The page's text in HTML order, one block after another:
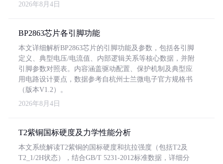
2026年8月4日
BP2863芯片各引脚功能
本文详细解析BP2863芯片的引脚功能及参数，包括各引脚
定义、典型电压/电流值、内部逻辑关系等核心数据，并附
引脚参数对照表。内容涵盖驱动配置、保护机制及典型应
用电路设计要点，数据参考自杭州士兰微电子官方规格书
（版本V1.2）。
2026年8月4日
T2紫铜国标硬度及力学性能分析
本文系统解读T2紫铜的国标硬度和抗拉强度（包括T2及
T2_1/2H状态），结合GB/T 5231-2012标准数据，详细分